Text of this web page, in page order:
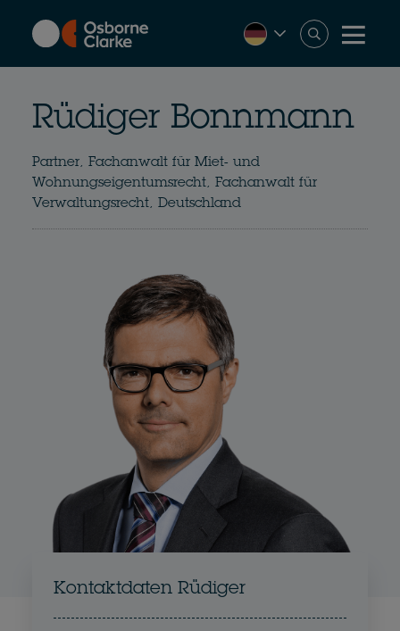
content
Rüdiger Bonnmann
Partner, Fachanwalt für Miet- und
Wohnungseigentumsrecht, Fachanwalt für
Verwaltungsrecht, Deutschland
Kontaktdaten Rüdiger